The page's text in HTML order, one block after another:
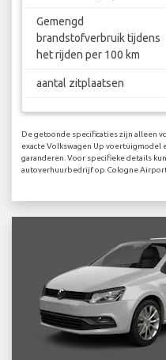
Gemengd
brandstofverbruik tijdens
het rijden per 100 km
aantal zitplaatsen
De getoonde specificaties zijn alleen
exacte Volkswagen Up voertuigmodel
garanderen. Voor specifieke details
autoverhuurbedrijf op Cologne